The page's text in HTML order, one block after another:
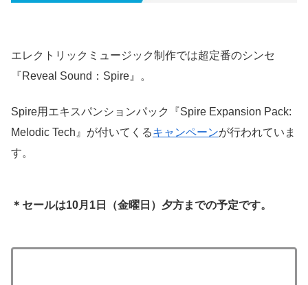
エレクトリックミュージック制作では超定番のシンセ
『Reveal Sound：Spire』。
Spire用エキスパンションパック『Spire Expansion Pack:
Melodic Tech』が付いてくるキャンペーンが行われていま
す。
＊セールは10月1日（金曜日）夕方までの予定です。